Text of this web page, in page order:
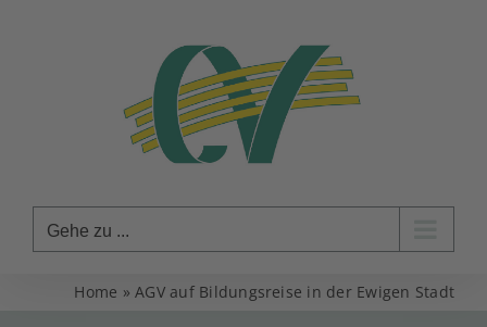
Gehe zu ...
Home »AGV auf Bildungsreise in der Ewigen Stadt